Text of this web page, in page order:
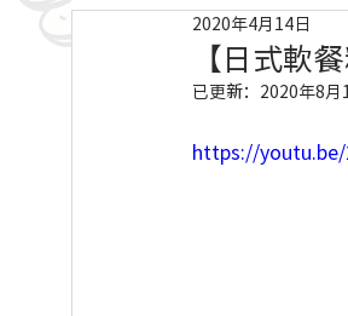
軟餐到會
【日式軟
2020年4月14日
已更新： 2020年8月
https://youtu.be/